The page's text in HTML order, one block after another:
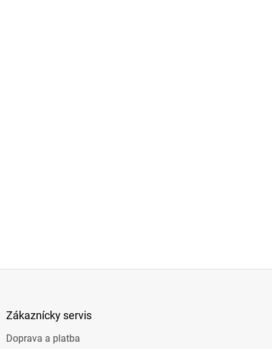
Zákaznícky servis
Doprava a platba